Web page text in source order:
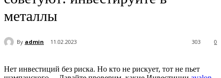
металлы
By admin 11.02.2023 0
303
Нет инвестиций без риска. Но кто не рискует, тот не пьет